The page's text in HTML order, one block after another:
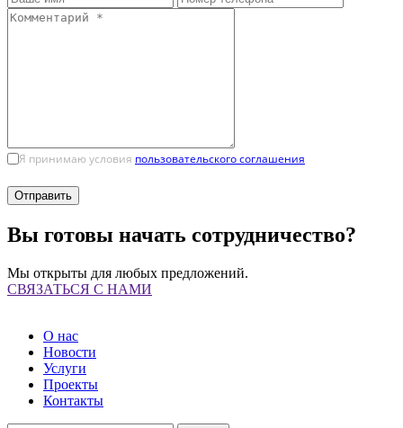
Я принимаю условия пользовательского соглашения
Вы готовы начать сотрудничество?
Мы открыты для любых предложений.
СВЯЗАТЬСЯ С НАМИ
О нас
Новости
Услуги
Проекты
Контакты